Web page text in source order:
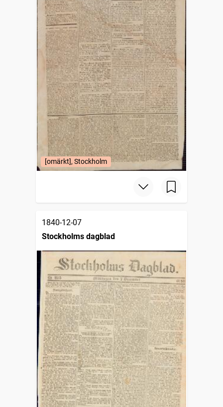
[omärkt], Stockholm
1840-12-07
Stockholms dagblad